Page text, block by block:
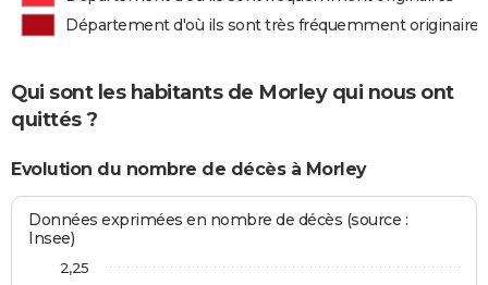
Département d'où ils sont très fréquemment originaires
Qui sont les habitants de Morley qui nous ont
quittés ?
Evolution du nombre de décès à Morley
Données exprimées en nombre de décès (source :
Insee)
2,25